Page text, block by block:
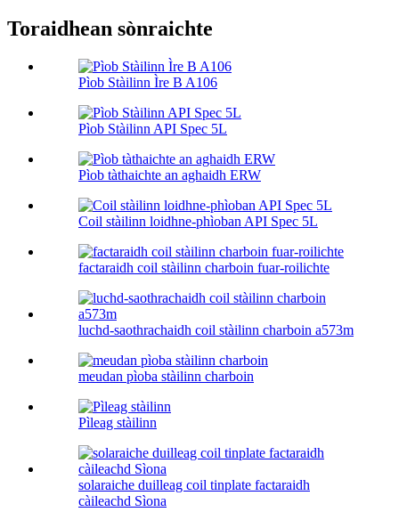
Toraidhean sònraichte
Pìob Stàilinn Ìre B A106
Pìob Stàilinn API Spec 5L
Pìob tàthaichte an aghaidh ERW
Coil stàilinn loidhne-phìoban API Spec 5L
factaraidh coil stàilinn charboin fuar-roilichte
luchd-saothrachaidh coil stàilinn charboin a573m
meudan pìoba stàilinn charboin
Pìleag stàilinn
solaraiche duilleag coil tinplate factaraidh
càileachd Sìona